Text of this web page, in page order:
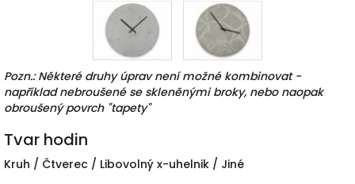
Pozn.: Některé druhy úprav není možné kombinovat -
například nebroušené se skleněnými broky, nebo naopak
obroušený povrch "tapety"
Tvar hodin
Kruh / Čtverec / Libovolný x-uhelnik / Jiné